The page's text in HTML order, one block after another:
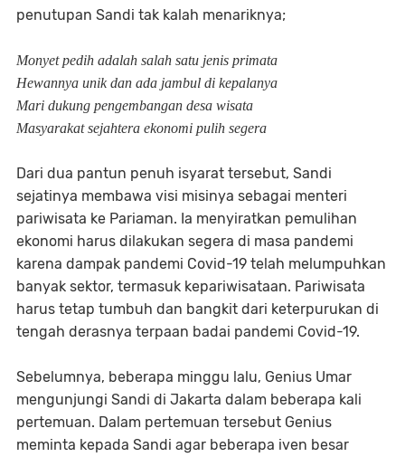
penutupan Sandi tak kalah menariknya;
Monyet pedih adalah salah satu jenis primata
Hewannya unik dan ada jambul di kepalanya
Mari dukung pengembangan desa wisata
Masyarakat sejahtera ekonomi pulih segera
Dari dua pantun penuh isyarat tersebut, Sandi
sejatinya membawa visi misinya sebagai menteri
pariwisata ke Pariaman. Ia menyiratkan pemulihan
ekonomi harus dilakukan segera di masa pandemi
karena dampak pandemi Covid-19 telah melumpuhkan
banyak sektor, termasuk kepariwisataan. Pariwisata
harus tetap tumbuh dan bangkit dari keterpurukan di
tengah derasnya terpaan badai pandemi Covid-19.
Sebelumnya, beberapa minggu lalu, Genius Umar
mengunjungi Sandi di Jakarta dalam beberapa kali
pertemuan. Dalam pertemuan tersebut Genius
meminta kepada Sandi agar beberapa iven besar